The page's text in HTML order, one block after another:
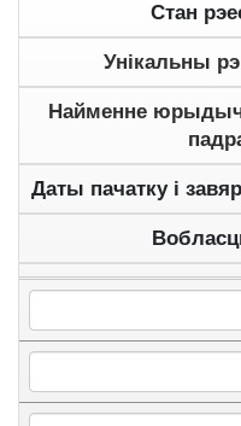
Стан
Унікальны
Найменне
Даты пачатку і